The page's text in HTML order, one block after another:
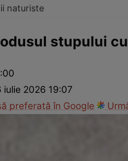
naturiste
stupului
iulie 2026 19:07
preferată în Google